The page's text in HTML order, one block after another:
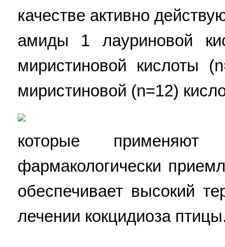
качестве активно
амиды 1 лауриновой
миристиновой кислоты
миристиновой (n=12)
которые
фармакологически
обеспечивает высокий
лечении кокцидиоза